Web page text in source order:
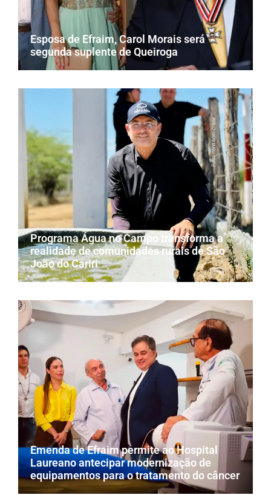
Esposa de Efraim, Carol Morais será
segunda suplente de Queiroga
Programa Água no Campo transforma a
realidade de comunidades rurais de São
João do Cariri
Emenda de Efraim permite ao Hospital
Laureano antecipar modernização de
equipamentos para o tratamento do câncer